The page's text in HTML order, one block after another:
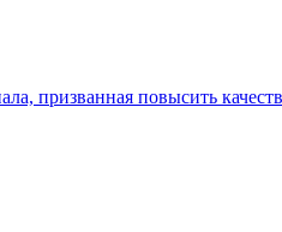
призванная повысить